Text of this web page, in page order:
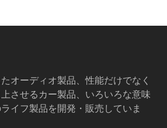
オーディオ製品、性能だけでなく
させるカー製品、いろいろな意味
イフ製品を開発・販売していま